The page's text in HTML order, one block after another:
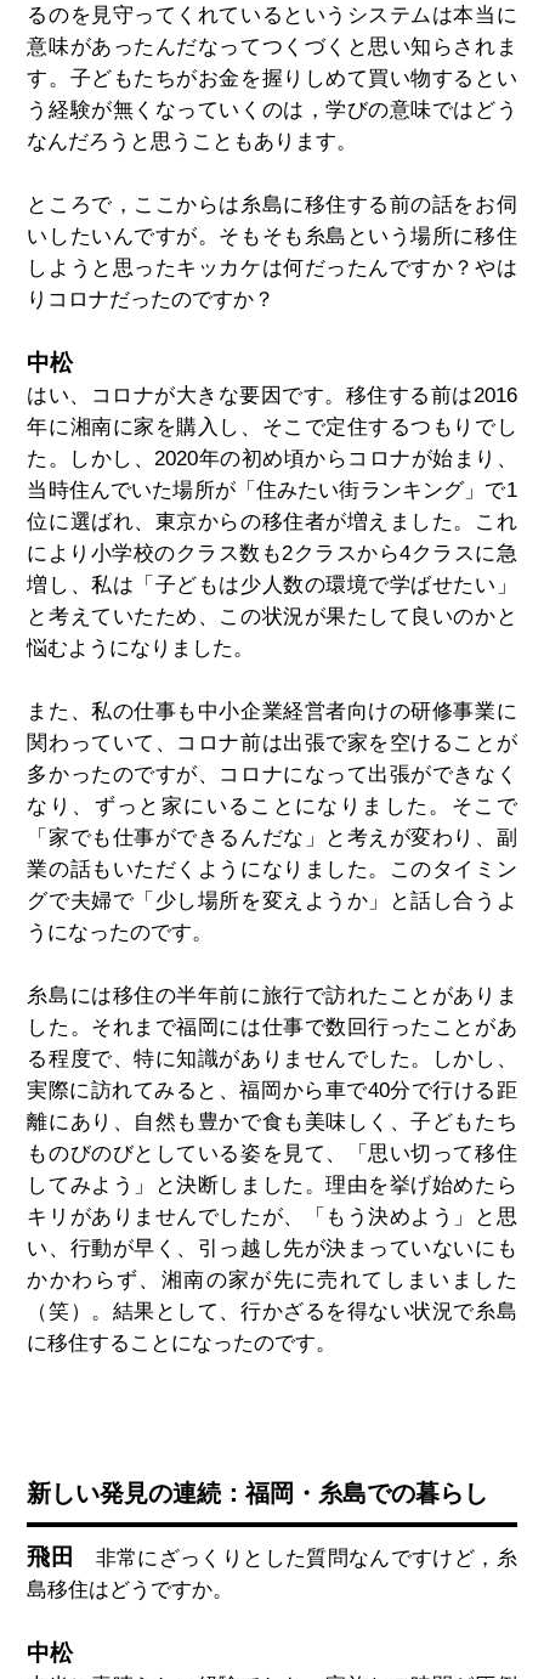
るのを見守ってくれているというシステムは本当に
意味があったんだなってつくづくと思い知らされま
す。子どもたちがお金を握りしめて買い物するとい
う経験が無くなっていくのは，学びの意味ではどう
なんだろうと思うこともあります。
ところで，ここからは糸島に移住する前の話をお伺
いしたいんですが。そもそも糸島という場所に移住
しようと思ったキッカケは何だったんですか？やは
りコロナだったのですか？
中松
はい、コロナが大きな要因です。移住する前は2016
年に湘南に家を購入し、そこで定住するつもりでし
た。しかし、2020年の初め頃からコロナが始まり、
当時住んでいた場所が「住みたい街ランキング」で1
位に選ばれ、東京からの移住者が増えました。これ
により小学校のクラス数も2クラスから4クラスに急
増し、私は「子どもは少人数の環境で学ばせたい」
と考えていたため、この状況が果たして良いのかと
悩むようになりました。
また、私の仕事も中小企業経営者向けの研修事業に
関わっていて、コロナ前は出張で家を空けることが
多かったのですが、コロナになって出張ができなく
なり、ずっと家にいることになりました。そこで
「家でも仕事ができるんだな」と考えが変わり、副
業の話もいただくようになりました。このタイミン
グで夫婦で「少し場所を変えようか」と話し合うよ
うになったのです。
糸島には移住の半年前に旅行で訪れたことがありま
した。それまで福岡には仕事で数回行ったことがあ
る程度で、特に知識がありませんでした。しかし、
実際に訪れてみると、福岡から車で40分で行ける距
離にあり、自然も豊かで食も美味しく、子どもたち
ものびのびとしている姿を見て、「思い切って移住
してみよう」と決断しました。理由を挙げ始めたら
キリがありませんでしたが、「もう決めよう」と思
い、行動が早く、引っ越し先が決まっていないにも
かかわらず、湘南の家が先に売れてしまいました
（笑）。結果として、行かざるを得ない状況で糸島
に移住することになったのです。
新しい発見の連続：福岡・糸島での暮らし
飛田
非常にざっくりとした質問なんですけど，糸
島移住はどうですか。
中松